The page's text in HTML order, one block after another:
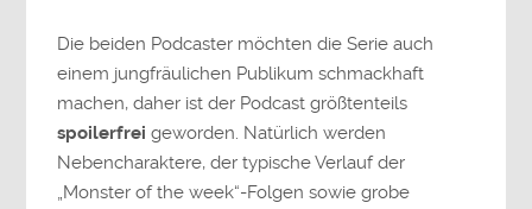
Die beiden Podcaster möchten die Serie auch
einem jungfräulichen Publikum schmackhaft
machen, daher ist der Podcast größtenteils
spoilerfrei geworden. Natürlich werden
Nebencharaktere, der typische Verlauf der
„Monster of the week“-Folgen sowie grobe